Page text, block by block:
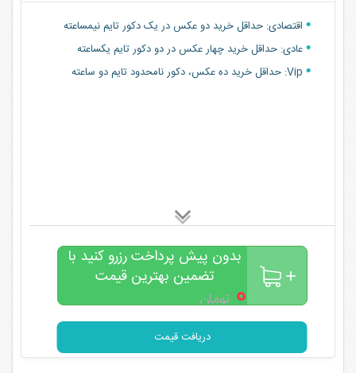
اقتصادی: حداقل خرید دو عکس در یک دکور تایم نیمساعته
عادی: حداقل خرید چهار عکس در دو دکور تایم یکساعته
بدون پیش پرداخت رزرو کنید با
تضمین بهترین قیمت
۰تومان
دریافت قیمت